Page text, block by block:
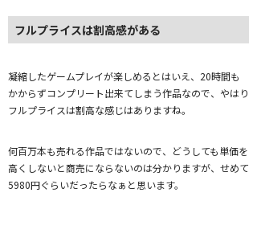
フルプライスは割高感がある
凝縮したゲームプレイが楽しめるとはいえ、20時間も
かからずコンプリート出来てしまう作品なので、やはり
フルプライスは割高な感じはありますね。
何百万本も売れる作品ではないので、どうしても単価を
高くしないと商売にならないのは分かりますが、せめて
5980円ぐらいだったらなぁと思います。